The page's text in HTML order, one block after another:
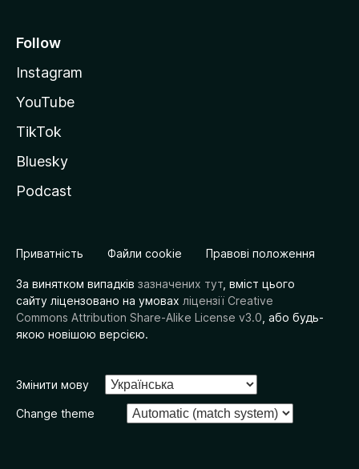
Follow
Instagram
YouTube
TikTok
Bluesky
Podcast
Приватність Файли cookie Правові положення
За винятком випадків зазначених тут , вміст цього
сайту ліцензовано на умовах ліцензії Creative
Commons Attribution Share-Alike License v3.0 , або будь-
якою новішою версією.
Змінити мову
Change theme